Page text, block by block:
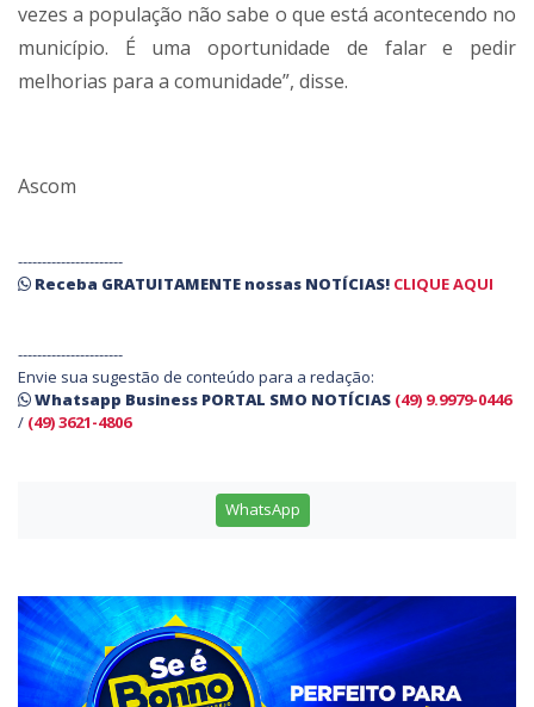
vezes a população não sabe o que está acontecendo no
município. É uma oportunidade de falar e pedir
melhorias para a comunidade”, disse.
Ascom
----------------------
Receba GRATUITAMENTE nossas NOTÍCIAS! CLIQUE AQUI
----------------------
Envie sua sugestão de conteúdo para a redação:
Whatsapp Business PORTAL SMO NOTÍCIAS (49) 9.9979-0446
/ (49) 3621-4806
WhatsApp